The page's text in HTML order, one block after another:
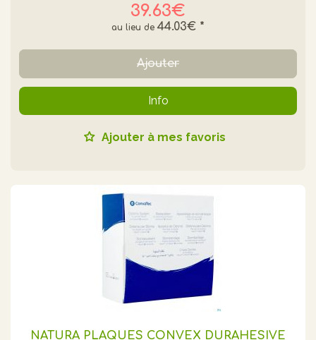
39.63€
44.03€ *
Ajouter
Info
Ajouter à mes favoris
NATURA PLAQUES CONVEX DURAHESIVE